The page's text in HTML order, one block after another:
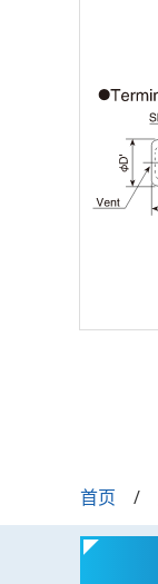
首页